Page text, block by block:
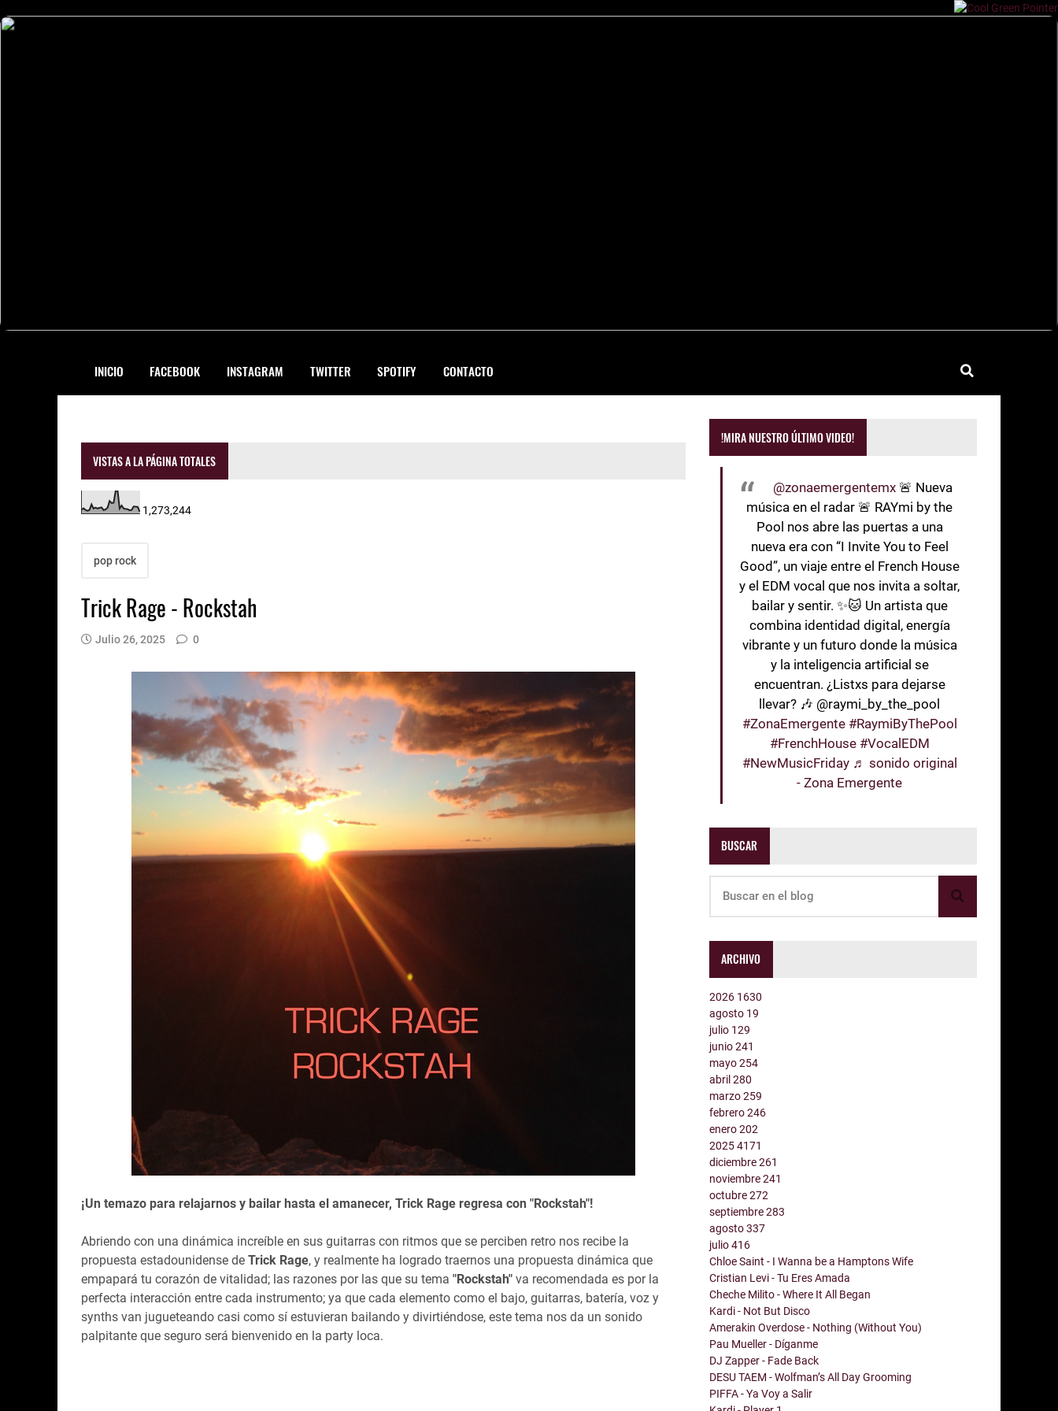
INICIO FACEBOOK INSTAGRAM TWITTER SPOTIFY CONTACTO
VISTAS A LA PÁGINA TOTALES
1,273,244
pop rock
Trick Rage - Rockstah
Julio 26, 2025 0
¡Un temazo para relajarnos y bailar hasta el amanecer, Trick Rage regresa con "Rockstah"!
Abriendo con una dinámica increíble en sus guitarras con ritmos que se perciben retro nos recibe la
propuesta estadounidense de Trick Rage, y realmente ha logrado traernos una propuesta dinámica que
empapará tu corazón de vitalidad; las razones por las que su tema "Rockstah" va recomendada es por la
perfecta interacción entre cada instrumento; ya que cada elemento como el bajo, guitarras, batería, voz y
synths van jugueteando casi como sí estuvieran bailando y divirtiéndose, este tema nos da un sonido
palpitante que seguro será bienvenido en la party loca.
!MIRA NUESTRO ÚLTIMO VIDEO!
@zonaemergentemx 🚨 Nueva
música en el radar 🚨 RAYmi by the
Pool nos abre las puertas a una
nueva era con “I Invite You to Feel
Good”, un viaje entre el French House
y el EDM vocal que nos invita a soltar,
bailar y sentir. ✨🐱 Un artista que
combina identidad digital, energía
vibrante y un futuro donde la música
y la inteligencia artificial se
encuentran. ¿Listxs para dejarse
llevar? 🎶 @raymi_by_the_pool
#ZonaEmergente #RaymiByThePool
#FrenchHouse #VocalEDM
#NewMusicFriday ♬ sonido original
- Zona Emergente
BUSCAR
ARCHIVO
2026 1630
agosto 19
julio 129
junio241
mayo254
abril280
marzo259
febrero246
enero202
20254171
diciembre261
noviembre241
octubre272
septiembre283
agosto337
julio416
Chloe Saint - I Wanna be a Hamptons Wife
Cristian Levi - Tu Eres Amada
Cheche Milito - Where It All Began
Kardi - Not But Disco
Amerakin Overdose - Nothing (Without You)
Pau Mueller - Díganme
DJ Zapper - Fade Back
DESU TAEM - Wolfman’s All Day Grooming
PIFFA - Ya Voy a Salir